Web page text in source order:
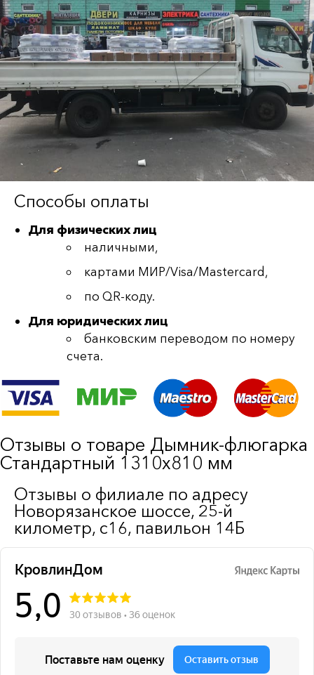
Способы оплаты
Для физических лиц
наличными,
картами МИР/Visa/Mastercard,
по QR-коду.
Для юридических лиц
банковским переводом по номеру
счета.
Отзывы о товаре Дымник-флюгарка
Стандартный 1310х810 мм
Отзывы о филиале по адресу
Новорязанское шоссе, 25-й
километр, с16, павильон 14Б